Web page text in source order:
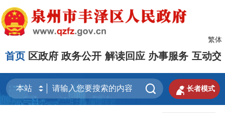
繁体
首页 区政府 政务公开 解读回应 办事服务 互动交
  长者模式